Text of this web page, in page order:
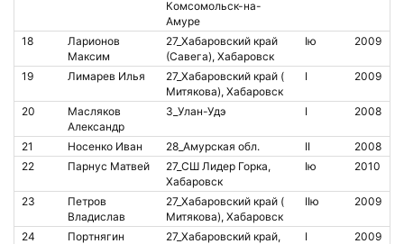
Комсомольск-на-
Амуре
18
Ларионов
Максим
27_Хабаровский край
(Савега), Хабаровск
Iю 2009
19 Лимарев Илья
27_Хабаровский край (
Митякова), Хабаровск
I 2009
20
Масляков
Александр
3_Улан-Удэ I 2008
21 Носенко Иван 28_Амурская обл. II 2008
22
Парнус Матвей
27_СШ Лидер Горка,
Хабаровск
Iю 2010
23
Петров
Владислав
27_Хабаровский край (
Митякова), Хабаровск
IIю 2009
24
Портнягин
27_Хабаровский край,
I 2009